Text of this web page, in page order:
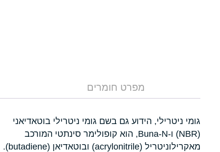
מפרט חומרים
גומי ניטרילי, הידוע גם בשם גומי ניטרילי בוטאדיאני
(NBR) ו-Buna-N, הוא קופולימר סינתטי המורכב
מאקרילוניטריל (acrylonitrile) ובוטאדיאן (butadiene).